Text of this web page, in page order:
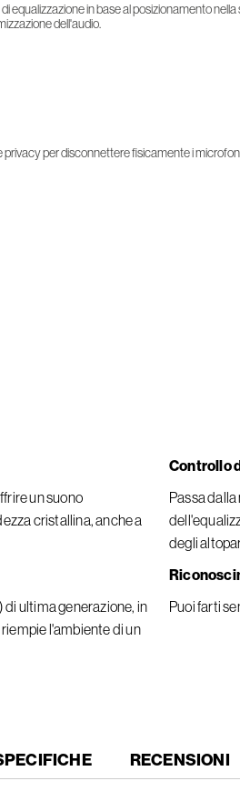
equalizzazione in base al posizionamento
dell'audio.
privacy per disconnettere fisicamente i
un suono
cristallina, anche a
Controllo
Passa
degli
ultima generazione, in
l'ambiente di un
Puoi farti
RECENSIONI